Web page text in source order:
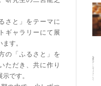
さと」をテーマに
ギャラリーにて展
す。
の「ふるさと」を
ただき、共に作り
です。